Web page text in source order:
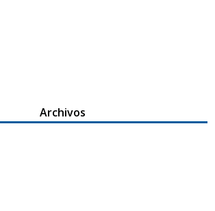
Archivos